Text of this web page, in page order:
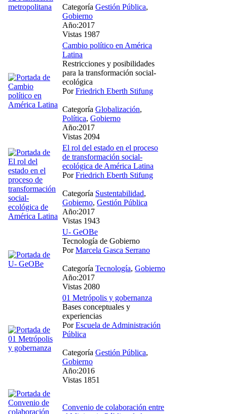
Categoría Gestión Pública,
Gobierno
Año:2017
Vistas 1987
Cambio político en América
Latina
Restricciones y posibilidades
para la transformación social-
ecológica
PorFriedrich Eberth Stifung
Categoría Globalización,
Política, Gobierno
Año:2017
Vistas 2094
El rol del estado en el proceso
de transformación social-
ecológica de América Latina
PorFriedrich Eberth Stifung
Categoría Sustentabilidad,
Gobierno, Gestión Pública
Año:2017
Vistas 1943
U- GeOBe
Tecnología de Gobierno
PorMarcela Gasca Serrano
Categoría Tecnología, Gobierno
Año:2017
Vistas 2080
01 Metrópolis y gobernanza
Bases conceptuales y
experiencias
PorEscuela de Administración
Pública
Categoría Gestión Pública,
Gobierno
Año:2016
Vistas 1851
Convenio de colaboración entre